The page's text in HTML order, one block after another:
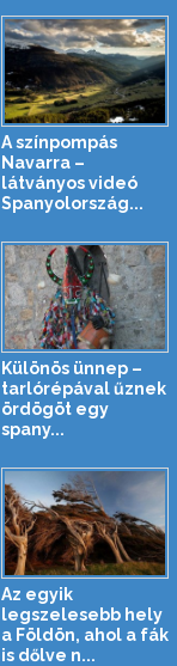
A színpompás
Navarra –
látványos videó
Spanyolország...
Különös ünnep –
tarlórépával űznek
ördögöt egy
spany...
Az egyik
legszelesebb hely
a Földön, ahol a fák
is dőlve n...